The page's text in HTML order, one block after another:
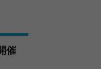
催